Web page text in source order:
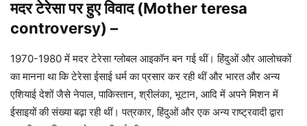
मदर टेरेसा पर हुए विवाद (Mother teresa
controversy) –
1970-1980 में मदर टेरेसा ग्लोबल आइकॉन बन गई थीं। हिंदुओं और आलोचकों
का मानना ​​​​था कि टेरेसा ईसाई धर्म का प्रसार कर रही थीं और भारत और अन्य
एशियाई देशों जैसे नेपाल, पाकिस्तान, श्रीलंका, भूटान, आदि में अपने मिशन में
ईसाइयों की संख्या बढ़ा रही थीं। पत्रकार, हिंदुओं और एक अन्य राष्ट्रवादी द्वारा